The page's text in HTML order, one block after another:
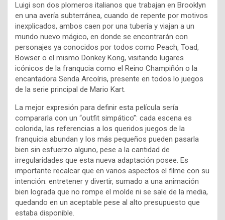
Luigi son dos plomeros italianos que trabajan en Brooklyn
en una avería subterránea, cuando de repente por motivos
inexplicados, ambos caen por una tubería y viajan a un
mundo nuevo mágico, en donde se encontrarán con
personajes ya conocidos por todos como Peach, Toad,
Bowser o el mismo Donkey Kong, visitando lugares
icónicos de la franqucia como el Reino Champiñón o la
encantadora Senda Arcoíris, presente en todos lo juegos
de la serie principal de Mario Kart.
La mejor expresión para definir esta película sería
compararla con un “outfit simpático”: cada escena es
colorida, las referencias a los queridos juegos de la
franquicia abundan y los más pequeños pueden pasarla
bien sin esfuerzo alguno, pese a la cantidad de
irregularidades que esta nueva adaptación posee. Es
importante recalcar que en varios aspectos el filme con su
intención: entretener y divertir, sumado a una animación
bien lograda que no rompe el molde ni se sale de la media,
quedando en un aceptable pese al alto presupuesto que
estaba disponible.